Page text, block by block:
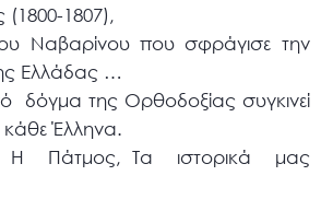
(1800-1807),
Ναβαρίνου που σφράγισε την
Ελλάδας …
δόγμα της Ορθοδοξίας συγκινεί
Έλληνα.
Η Πάτμος, Τα ιστορικά μας